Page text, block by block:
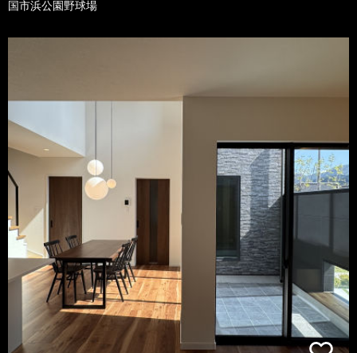
国市浜公園野球場